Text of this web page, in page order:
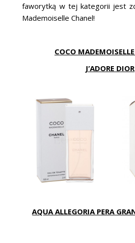
faworytką w tej kategorii jest
Mademoiselle Chanel!
COCO
J’ADORE DIOR
AQUA ALLEGORIA PERA